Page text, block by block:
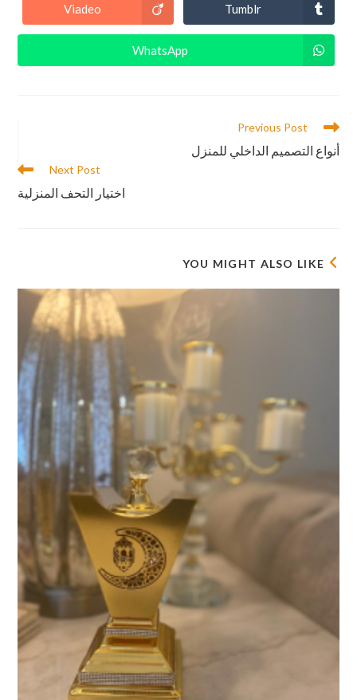
Tumblr
Viadeo
WhatsApp
Previous Post
أنواع التصميم الداخلي للمنزل
Next Post
اختيار التحف المنزلية
YOU MIGHT ALSO LIKE